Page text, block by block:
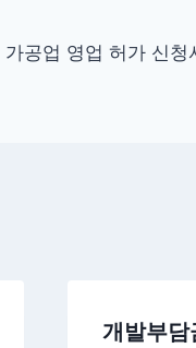
공업 영업 허가 신청
개발부담